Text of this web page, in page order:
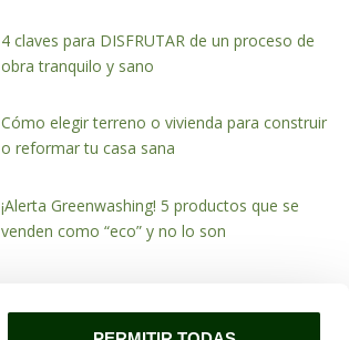
4 claves para DISFRUTAR de un proceso de
obra tranquilo y sano
Cómo elegir terreno o vivienda para construir
o reformar tu casa sana
¡Alerta Greenwashing! 5 productos que se
venden como “eco” y no lo son